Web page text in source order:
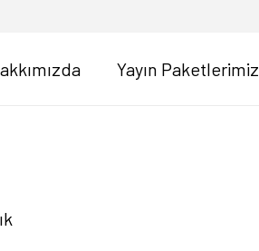
Yayın Paketlerimiz